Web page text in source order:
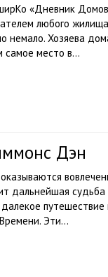
«Дневник
любого
немало. Хозяева
самое место в...
Дэн
дальнейшая
Эти...